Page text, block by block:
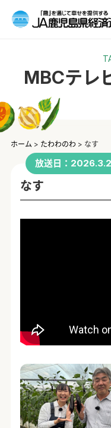
MBCテレ
ホーム > たわわのわ > なす
放送日：
なす